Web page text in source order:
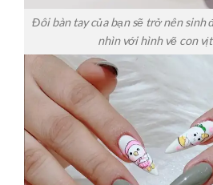
Đôi bàn tay của bạn sẽ trở nên sinh
nhìn với hình vẽ con